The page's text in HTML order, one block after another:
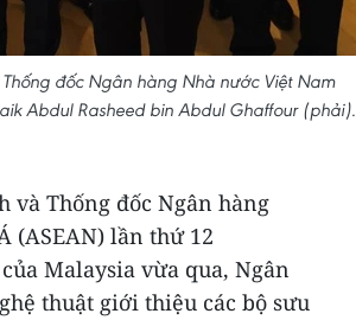
đốc Ngân hàng Nhà nước Việt Nam
Abdul Rasheed bin Abdul Ghaffour (phải).
Thống đốc Ngân hàng
(ASEAN) lần thứ 12
Malaysia vừa qua, Ngân
thuật giới thiệu các bộ sưu